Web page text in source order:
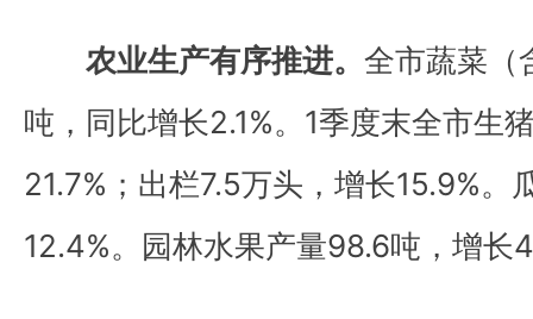
农业生产有序推进。 全市蔬菜（
吨，同比增长2.1%。1季度末全市生
21.7%；出栏7.5万头，增长15.9%。
12.4%。园林水果产量98.6吨，增长